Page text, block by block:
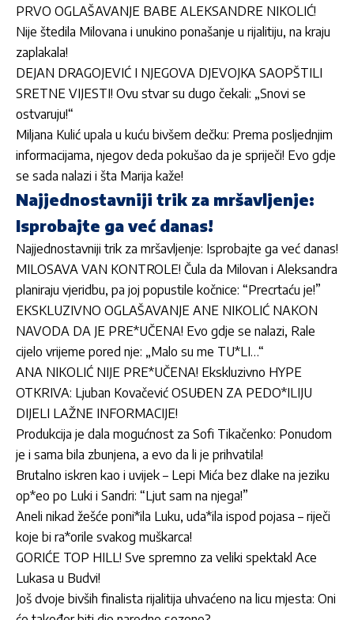
PRVO OGLAŠAVANJE BABE ALEKSANDRE NIKOLIĆ!
Nije štedila Milovana i unukino ponašanje u rijalitiju, na kraju
zaplakala!
DEJAN DRAGOJEVIĆ I NJEGOVA DJEVOJKA SAOPŠTILI
SRETNE VIJESTI! Ovu stvar su dugo čekali: „Snovi se
ostvaruju!“
Miljana Kulić upala u kuću bivšem dečku: Prema posljednjim
informacijama, njegov deda pokušao da je spriječi! Evo gdje
se sada nalazi i šta Marija kaže!
Najjednostavniji trik za mršavljenje:
Isprobajte ga već danas!
Najjednostavniji trik za mršavljenje: Isprobajte ga već danas!
MILOSAVA VAN KONTROLE! Čula da Milovan i Aleksandra
planiraju vjeridbu, pa joj popustile kočnice: “Precrtaću je!”
EKSKLUZIVNO OGLAŠAVANJE ANE NIKOLIĆ NAKON
NAVODA DA JE PRE*UČENA! Evo gdje se nalazi, Rale
cijelo vrijeme pored nje: „Malo su me TU*LI…“
ANA NIKOLIĆ NIJE PRE*UČENA! Ekskluzivno HYPE
OTKRIVA: Ljuban Kovačević OSUĐEN ZA PEDO*ILIJU
DIJELI LAŽNE INFORMACIJE!
Produkcija je dala mogućnost za Sofi Tikačenko: Ponudom
je i sama bila zbunjena, a evo da li je prihvatila!
Brutalno iskren kao i uvijek – Lepi Mića bez dlake na jeziku
op*eo po Luki i Sandri: “Ljut sam na njega!”
Aneli nikad žešće poni*ila Luku, uda*ila ispod pojasa – riječi
koje bi ra*orile svakog muškarca!
GORIĆE TOP HILL! Sve spremno za veliki spektakl Ace
Lukasa u Budvi!
Još dvoje bivših finalista rijalitija uhvaćeno na licu mjesta: Oni